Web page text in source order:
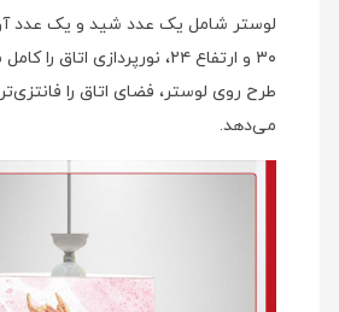
لوستر شامل یک عدد شید و یک عدد
۳۰ و ارتفاع ۲۴، نورپردازی اتاق
طرح روی لوستر، فضای اتاق را
می‌دهد.